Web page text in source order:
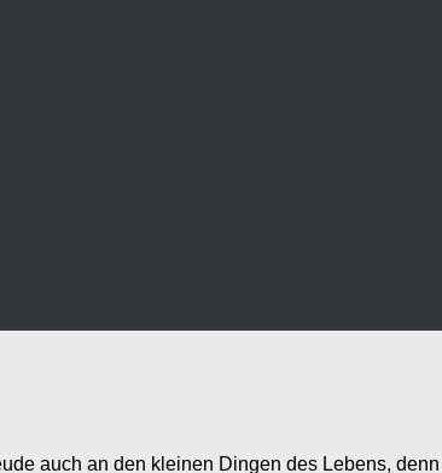
auch an den kleinen Dingen des Lebens,